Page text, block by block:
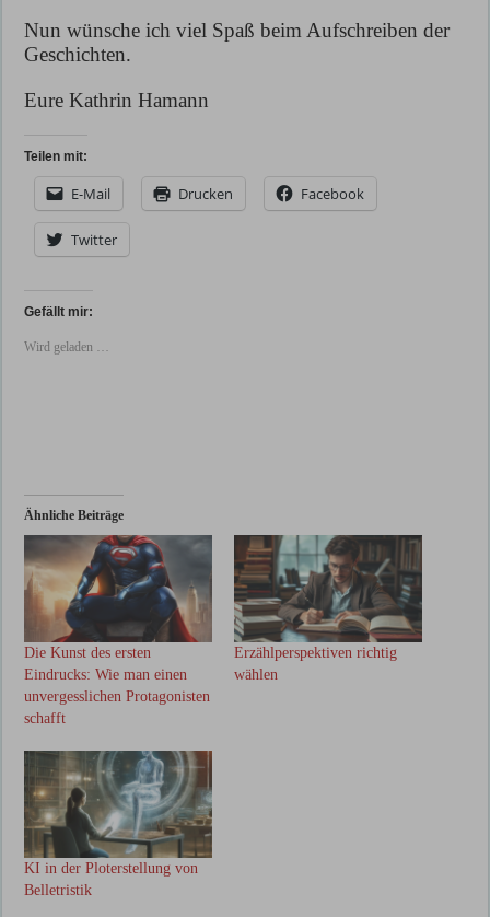
Nun wünsche ich viel Spaß beim Aufschreiben der
Geschichten.
Eure Kathrin Hamann
Teilen mit:
E-Mail Drucken Facebook
Twitter
Gefällt mir:
Wird geladen …
Ähnliche Beiträge
Die Kunst des ersten
Eindrucks: Wie man einen
unvergesslichen Protagonisten
schafft
Erzählperspektiven richtig
wählen
KI in der Ploterstellung von
Belletristik